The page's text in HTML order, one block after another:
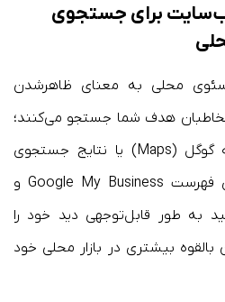
برای جستجوی
محلی به معنای ظاهرشدن
هدف شما جستجو می‌کنند؛
صرف‌نظر از اینکه در نقشه گوگل (Maps) یا نتایج جستجوی
ارگانیک باشد. با بهینه‌سازی فهرست Google My Business و
به طور قابل‌توجهی دید خود را
بیشتری در بازار محلی خود